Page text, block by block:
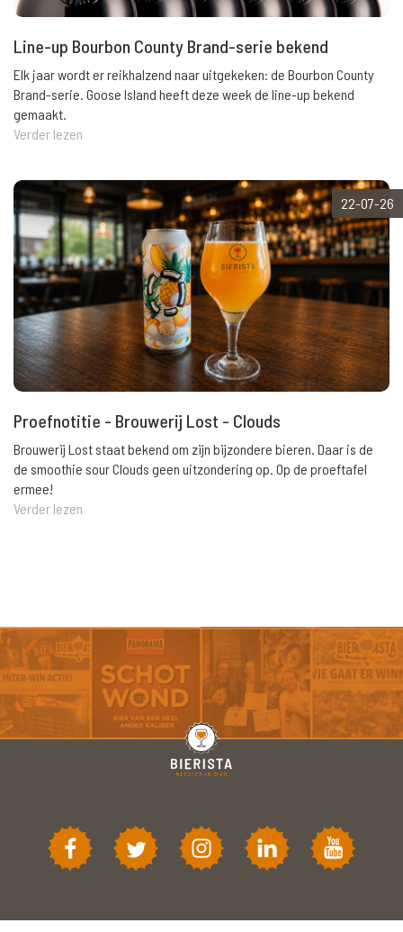
Line-up Bourbon County Brand-serie bekend
Elk jaar wordt er reikhalzend naar uitgekeken: de Bourbon County
Brand-serie. Goose Island heeft deze week de line-up bekend
gemaakt.
Verder lezen
22-07-26
Proefnotitie - Brouwerij Lost - Clouds
Brouwerij Lost staat bekend om zijn bijzondere bieren. Daar is de
de smoothie sour Clouds geen uitzondering op. Op de proeftafel
ermee!
Verder lezen